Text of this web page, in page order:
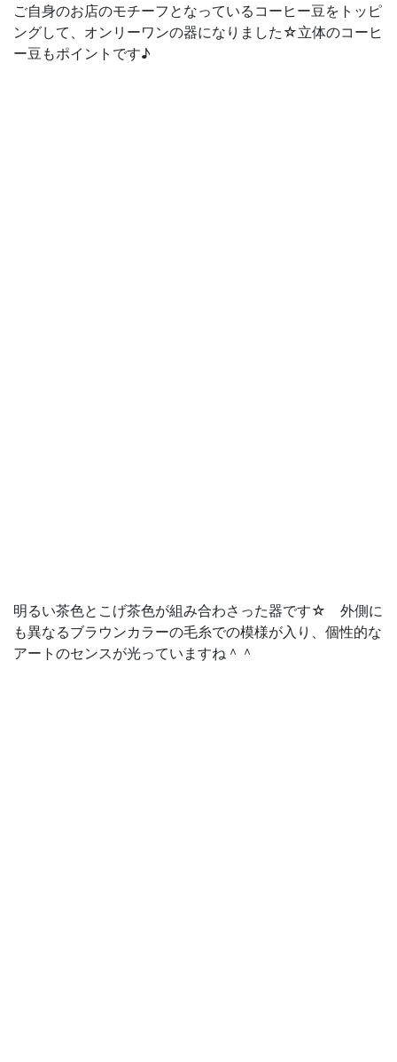
ご自身のお店のモチーフとなっているコーヒー豆をトッピ
ングして、オンリーワンの器になりました☆立体のコーヒ
ー豆もポイントです♪
明るい茶色とこげ茶色が組み合わさった器です☆ 外側に
も異なるブラウンカラーの毛糸での模様が入り、個性的な
アートのセンスが光っていますね＾＾